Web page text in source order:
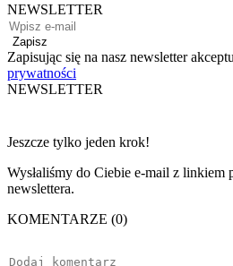
NEWSLETTER
Zapisz
Zapisując się na nasz newsletter
prywatności
NEWSLETTER
Jeszcze tylko jeden krok!
Wysłaliśmy do Ciebie e-mail z linkiem
newslettera.
KOMENTARZE (0)